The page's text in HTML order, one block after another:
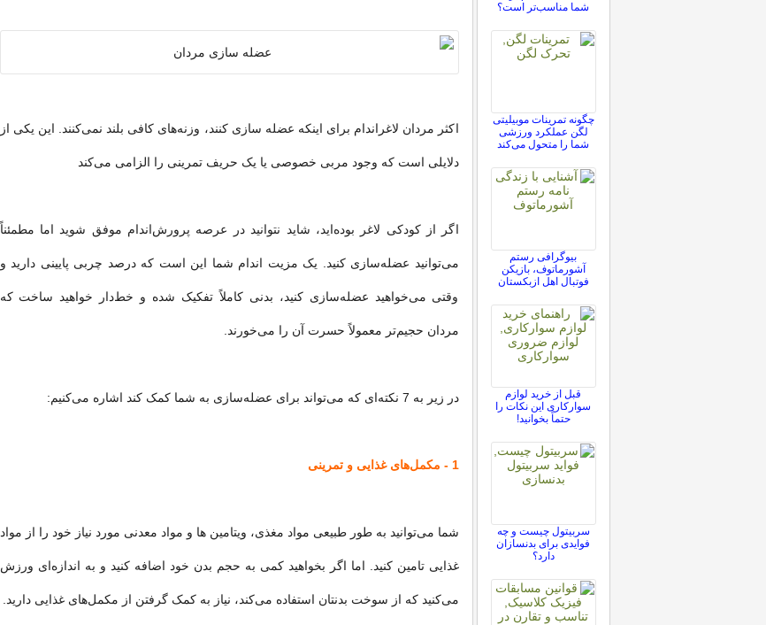
اکثر مردان لاغراندام برای اینکه عضله‌ سازی کنند، وزنه‌های کافی بلند نمی‌کنند. این یکی از
دلایلی است که وجود مربی‌ خصوصی یا یک حریف‌ تمرینی را الزامی می‌کند
اگر از کودکی لاغر بوده‌اید، شاید نتوانید در عرصه پرورش‌اندام موفق شوید اما مطمئناً
می‌توانید عضله‌سازی کنید. یک مزیت اندام شما این است که درصد چربی پایینی دارید و
وقتی می‌خواهید عضله‌سازی کنید، بدنی کاملاً تفکیک شده و خط‌دار خواهید ساخت که
مردان حجیم‌تر معمولاً حسرت آن را می‌خورند.
در زیر به 7 نکته‌ای که می‌تواند برای عضله‌سازی به شما کمک کند اشاره می‌کنیم:
1 - مکمل‌های غذایی و تمرینی
شما می‌توانید به طور طبیعی مواد مغذی، ویتامین ها و مواد معدنی مورد نیاز خود را از مواد
غذایی تامین کنید. اما اگر بخواهید کمی به حجم بدن خود اضافه کنید و به‌ اندازه‌ای ورزش
می‌کنید که از سوخت بدنتان استفاده می‌کند، نیاز به کمک گرفتن از مکمل‌‌های غذایی دارید.
شما مناسب‌تر است؟
چگونه تمرینات موبیلیتی
لگن عملکرد ورزشی
شما را متحول می‌کند
بیوگرافی رستم
آشورماتوف، بازیکن
فوتبال اهل ازبکستان
قبل از خرید لوازم
سوارکاری این نکات را
حتماً بخوانید!
سربیتول چیست و چه
فوایدی برای بدنسازان
دارد؟